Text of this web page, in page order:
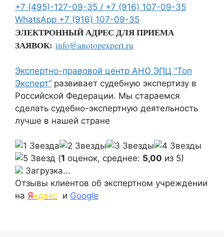
+7 (495)-127-09-35 / +7 (916) 107-09-35
WhatsApp +7 (916) 107-09-35
ЭЛЕКТРОННЫЙ АДРЕС ДЛЯ ПРИЕМА
ЗАЯВОК: info@anotopexpert.ru
Экспертно-правовой центр АНО ЭПЦ “Топ
Эксперт” развивает судебную экспертизу в
Российской Федерации. Мы стараемся
сделать судебно-экспертную деятельность
лучше в нашей стране
(1 оценок, среднее: 5,00 из 5)
Загрузка...
Отзывы клиентов об экспертном учреждении
на Яндекс и Google